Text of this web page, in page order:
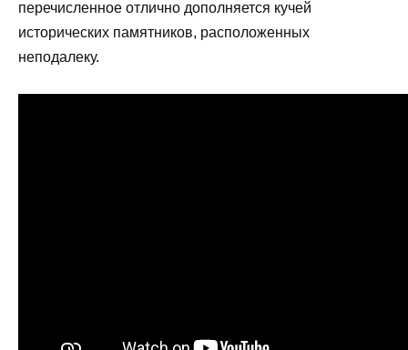
перечисленное отлично дополняется кучей
исторических памятников, расположенных
неподалеку.